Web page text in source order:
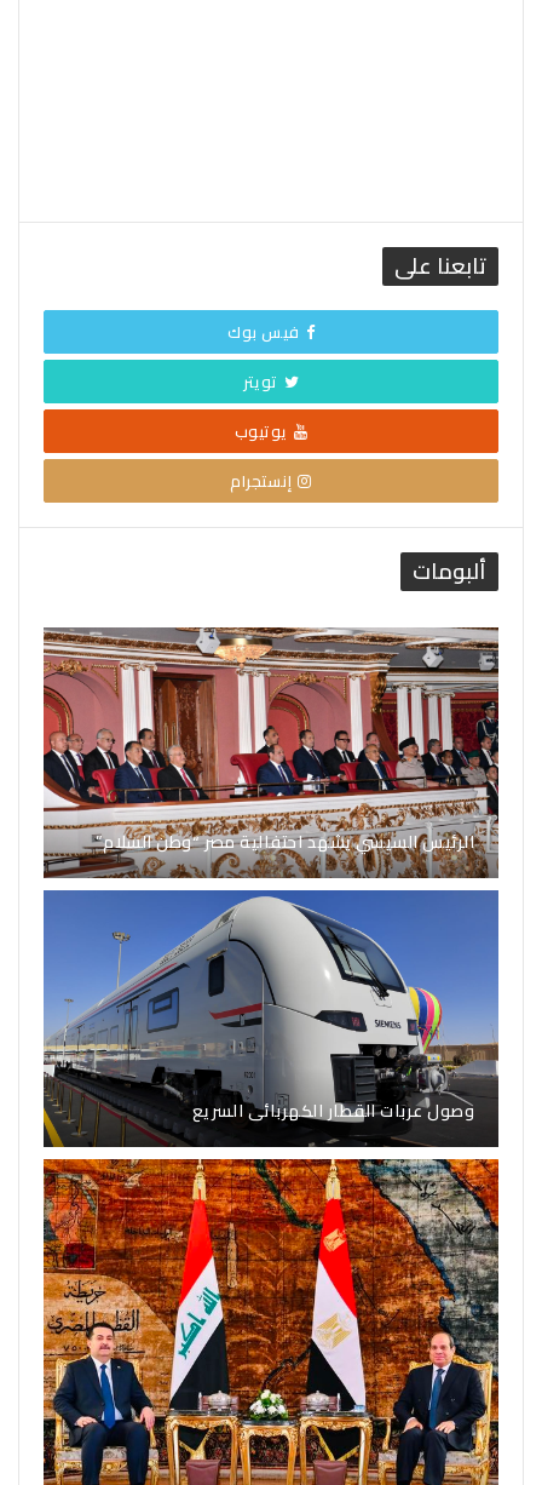
تابعنا على
فيس بوك
تويتر
يوتيوب
إنستجرام
ألبومات
الرئيس السيسي يشهد احتفالية مصر “وطن السلام”
وصول عربات القطار الكهربائى السريع